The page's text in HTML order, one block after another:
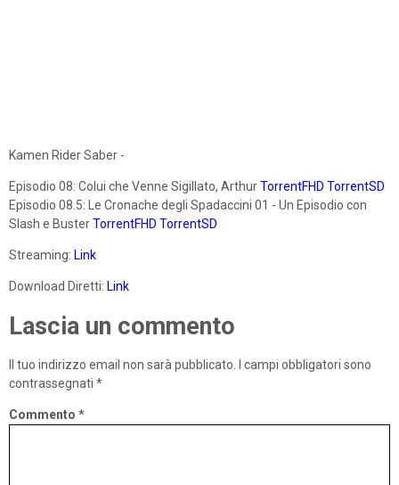
Kamen Rider Saber -
Episodio 08: Colui che Venne Sigillato, ArthurTorrentFHD TorrentSD
Episodio 08.5: Le Cronache degli Spadaccini 01 - Un Episodio con
Slash e BusterTorrentFHD TorrentSD
Streaming: Link
Download Diretti: Link
Lascia un commento
Il tuo indirizzo email non sarà pubblicato.
I campi obbligatori sono
contrassegnati *
Commento *